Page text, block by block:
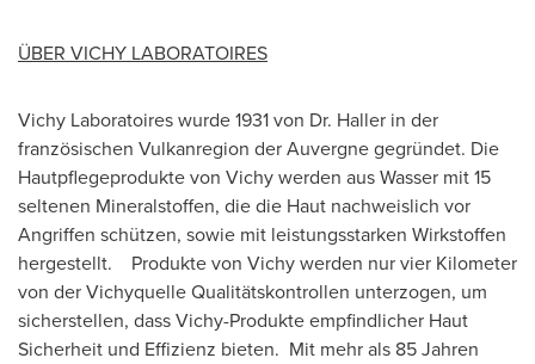
ÜBER VICHY LABORATOIRES
Vichy Laboratoires wurde 1931 von Dr. Haller in der
französischen Vulkanregion der Auvergne gegründet. Die
Hautpflegeprodukte von Vichy werden aus Wasser mit 15
seltenen Mineralstoffen, die die Haut nachweislich vor
Angriffen schützen, sowie mit leistungsstarken Wirkstoffen
hergestellt. Produkte von Vichy werden nur vier Kilometer
von der Vichyquelle Qualitätskontrollen unterzogen, um
sicherstellen, dass Vichy-Produkte empfindlicher Haut
Sicherheit und Effizienz bieten. Mit mehr als 85 Jahren